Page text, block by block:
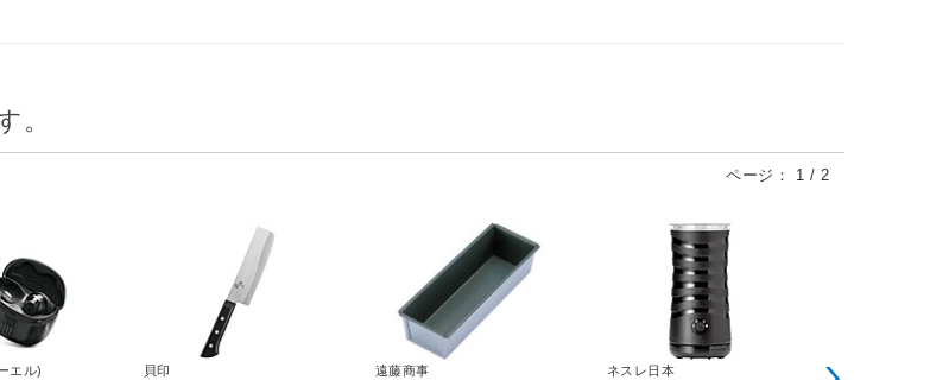
。
ページ： 1 / 2
エル) 貝印 遠藤商事 ネスレ日本